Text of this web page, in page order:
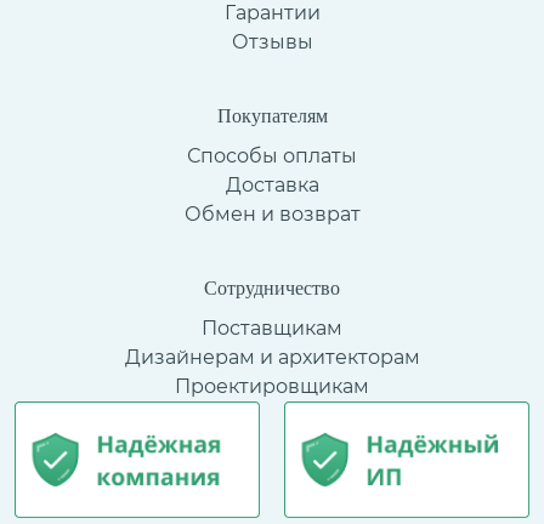
Гарантии
Отзывы
Покупателям
Способы оплаты
Доставка
Обмен и возврат
Сотрудничество
Поставщикам
Дизайнерам и архитекторам
Проектировщикам